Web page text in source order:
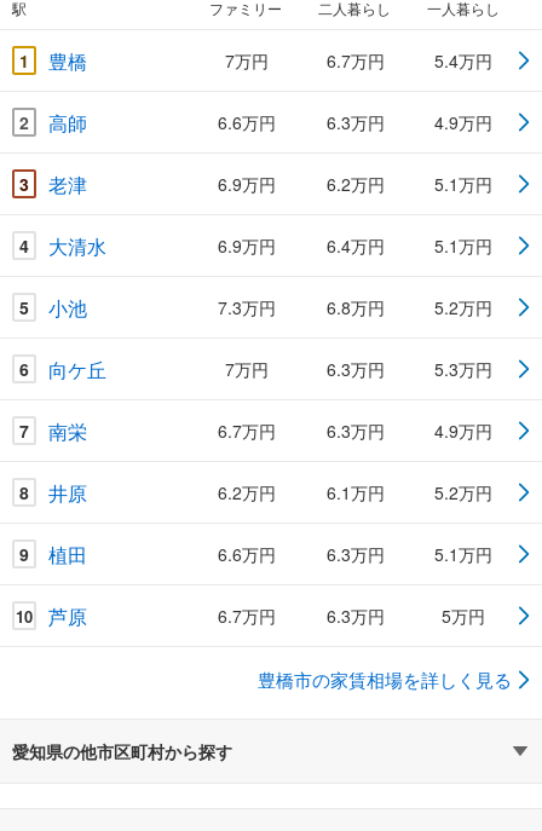
駅 ファミリー 二人暮らし 一人暮らし
1 豊橋 7万円 6.7万円 5.4万円
2 高師 6.6万円 6.3万円 4.9万円
3 老津 6.9万円 6.2万円 5.1万円
4 大清水 6.9万円 6.4万円 5.1万円
5 小池 7.3万円 6.8万円 5.2万円
6 向ケ丘 7万円 6.3万円 5.3万円
7 南栄 6.7万円 6.3万円 4.9万円
8 井原 6.2万円 6.1万円 5.2万円
9 植田 6.6万円 6.3万円 5.1万円
10 芦原 6.7万円 6.3万円 5万円
豊橋市の家賃相場を詳しく見る
愛知県の他市区町村から探す